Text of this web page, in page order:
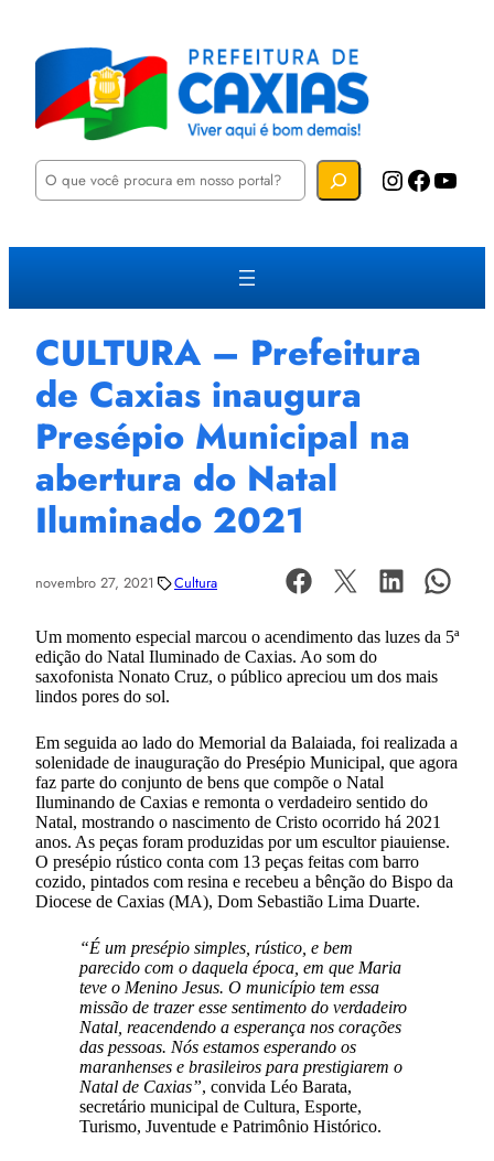
P
u
a
Instagram Facebook YouTube
CULTURA – Prefeitura
de Caxias inaugura
Presépio Municipal na
abertura do Natal
Iluminado 2021
novembro 27, 2021 Cultura
Um momento especial marcou o acendimento das luzes da 5ª
edição do Natal Iluminado de Caxias. Ao som do
saxofonista Nonato Cruz, o público apreciou um dos mais
lindos pores do sol.
Em seguida ao lado do Memorial da Balaiada, foi realizada a
solenidade de inauguração do Presépio Municipal, que agora
faz parte do conjunto de bens que compõe o Natal
Iluminando de Caxias e remonta o verdadeiro sentido do
Natal, mostrando o nascimento de Cristo ocorrido há 2021
anos. As peças foram produzidas por um escultor piauiense.
O presépio rústico conta com 13 peças feitas com barro
cozido, pintados com resina e recebeu a bênção do Bispo da
Diocese de Caxias (MA), Dom Sebastião Lima Duarte.
“É um presépio simples, rústico, e bem
parecido com o daquela época, em que Maria
teve o Menino Jesus. O município tem essa
missão de trazer esse sentimento do verdadeiro
Natal, reacendendo a esperança nos corações
das pessoas. Nós estamos esperando os
maranhenses e brasileiros para prestigiarem o
Natal de Caxias”, convida Léo Barata,
secretário municipal de Cultura, Esporte,
Turismo, Juventude e Patrimônio Histórico.